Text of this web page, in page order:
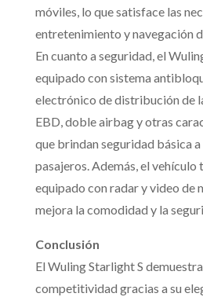
móviles, lo que satisface las
entretenimiento y navegación
En cuanto a seguridad, el
equipado con sistema
electrónico de distribución de
EBD, doble airbag y otras
que brindan seguridad básica
pasajeros. Además, el vehículo
equipado con radar y video de
mejora la comodidad y la
Conclusión
El Wuling Starlight S
competitividad gracias a su